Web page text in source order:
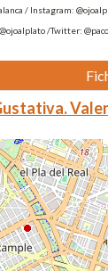
/ Instagram:
/Twitter: